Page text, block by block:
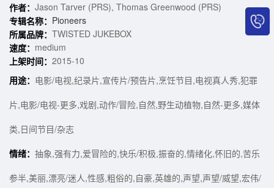
作者： Jason Tarver (PRS), Thomas Greenwood (PRS)
专辑名称： Pioneers
所属品牌： TWISTED JUKEBOX
速度： medium
上架时间： 2015-10
用途： 电影/电视,纪录片,宣传片/预告片,烹饪节目,电视真人秀,犯罪
片,电影/电视-更多,戏剧,动作/冒险,自然,野生动植物,自然-更多,媒体
类,日间节目/杂志
情绪： 抽象,强有力,爱冒险的,快乐/积极,振奋的,情绪化,怀旧的,苦乐
参半,美丽,漂亮/迷人,性感,粗俗的,自豪,英雄的,声望,声望/威望,宏伟/